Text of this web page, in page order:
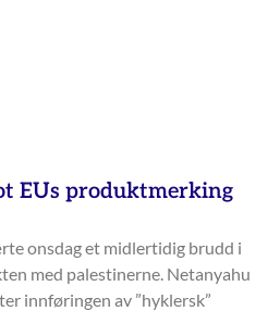
EUs produktmerking
onsdag et midlertidig brudd i
med palestinerne. Netanyahu
innføringen av ”hyklersk”